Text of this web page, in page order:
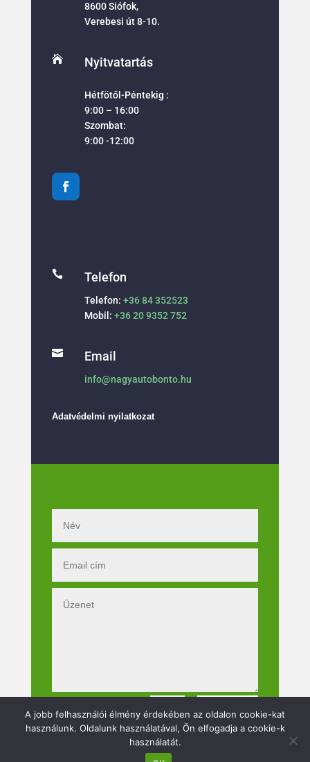
8600 Siófok,
Verebesi út 8-10.
 Nyitvatartás
Hétfötől-Péntekig :
9:00 – 16:00
Szombat:
9:00 -12:00
 Telefon
Telefon: +36 84 352523
Mobil: +36 20 9352 752
 Email
info@nagyautobonto.hu
Adatvédelmi nyilatkozat
6 + 9= Küldés
A jobb felhasználói élmény érdekében az oldalon cookie-kat
használunk. Oldalunk használatával, Ön elfogadja a cookie-k
használatát.